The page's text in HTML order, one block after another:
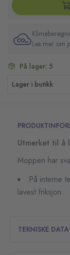
Les mer om
På lager: 5
Lager i butikk
Utmerket til å
Moppen har
På interne
lavest friksjon.
TEKNISKE DATA